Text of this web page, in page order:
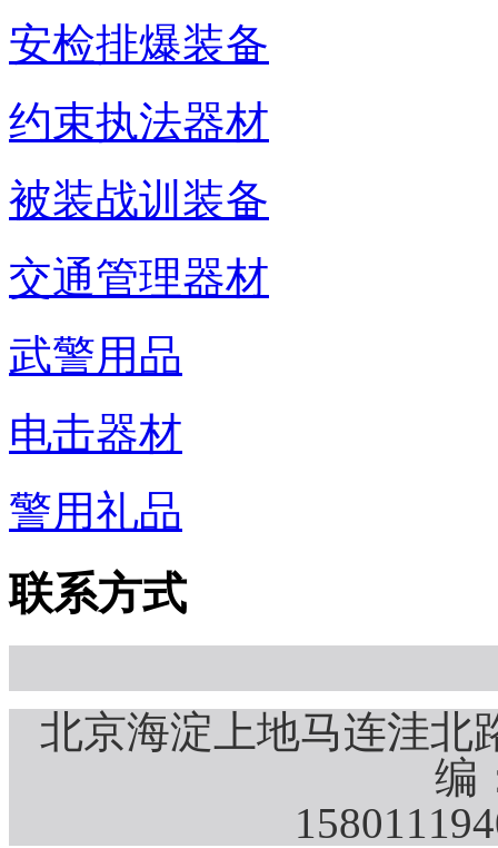
安检排爆装备
约束执法器材
被装战训装备
交通管理器材
武警用品
电击器材
警用礼品
联系方式
北京海淀上地马连洼北
编